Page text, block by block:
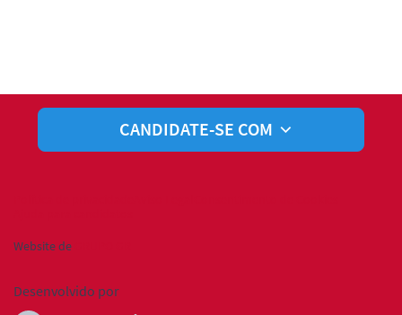
CANDIDATE-SE COM
Website de
Desenvolvido por